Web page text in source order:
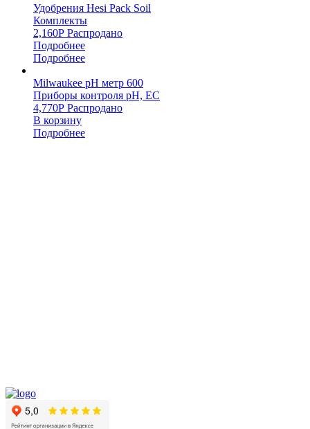
Удобрения Hesi Pack Soil
Комплекты
2,160Р Распродано
Подробнее
Подробнее
Milwaukee pH метр 600
Приборы контроля pH, EC
4,770Р Распродано
В корзину
Подробнее